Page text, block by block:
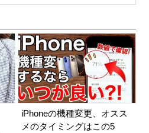
iPhoneの機種変更、オスス
メのタイミングはこの5